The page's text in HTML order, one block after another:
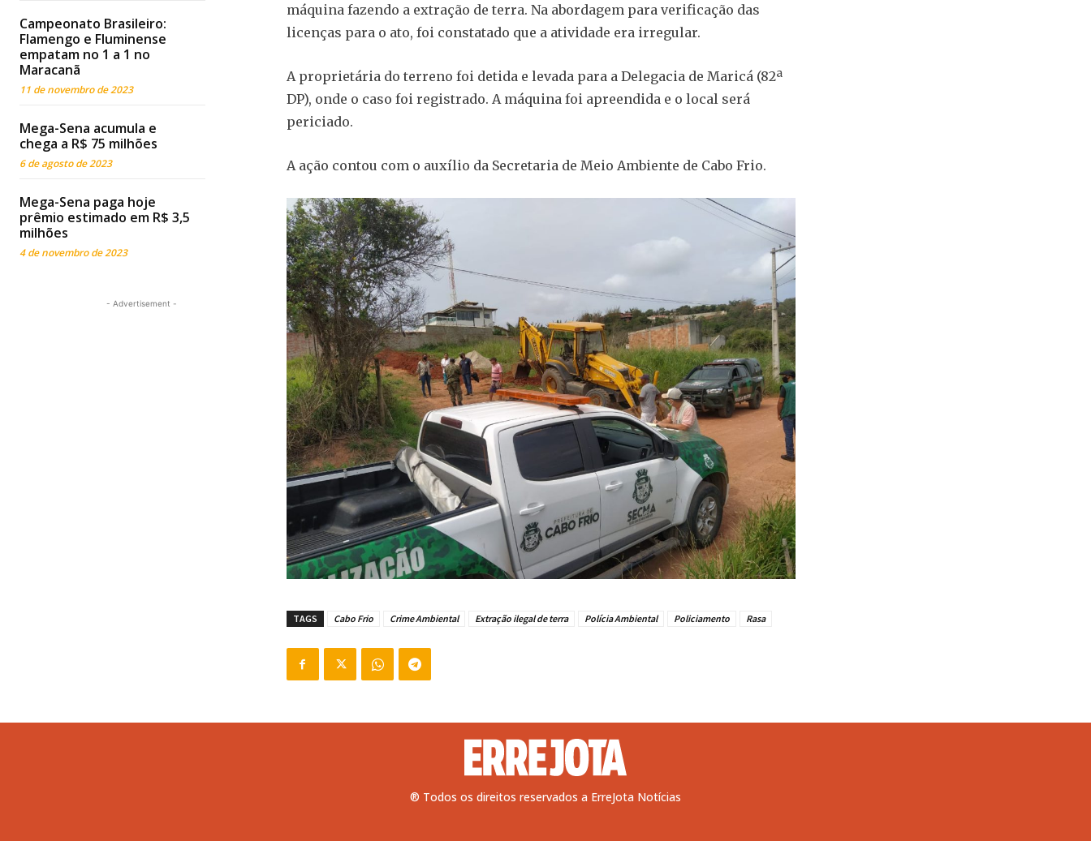
Campeonato Brasileiro:
Flamengo e Fluminense
empatam no 1 a 1 no
Maracanã
11 de novembro de 2023
Mega-Sena acumula e
chega a R$ 75 milhões
6 de agosto de 2023
Mega-Sena paga hoje
prêmio estimado em R$ 3,5
milhões
4 de novembro de 2023
- Advertisement -
máquina fazendo a extração de terra. Na abordagem para verificação das
licenças para o ato, foi constatado que a atividade era irregular.
A proprietária do terreno foi detida e levada para a Delegacia de Maricá (82ª
DP), onde o caso foi registrado. A máquina foi apreendida e o local será
periciado.
A ação contou com o auxílio da Secretaria de Meio Ambiente de Cabo Frio.
TAGS Cabo Frio Crime Ambiental Extração ilegal de terra Polícia Ambiental Policiamento Rasa
® Todos os direitos reservados a ErreJota Notícias